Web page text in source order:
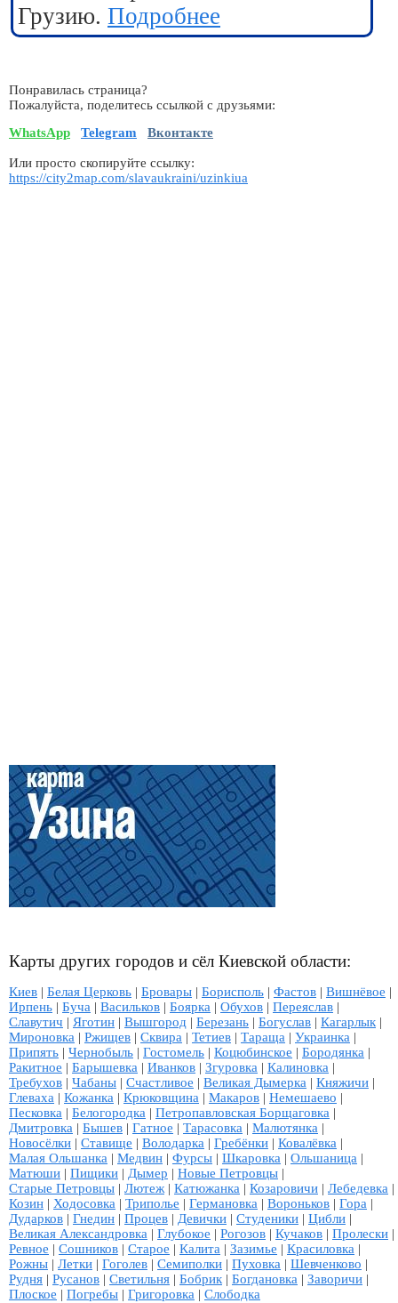
Грузию. Подробнее
Понравилась страница?
Пожалуйста, поделитесь ссылкой с друзьями:
WhatsApp
Telegram Вконтакте
Или просто скопируйте ссылку:
https://city2map.com/slavaukraini/uzinkiua
Карты других городов и сёл Киевской области:
Киев | Белая Церковь | Бровары | Борисполь | Фастов | Вишнёвое |
Ирпень | Буча | Васильков | Боярка | Обухов | Переяслав |
Славутич | Яготин | Вышгород | Березань | Богуслав | Кагарлык|
Мироновка | Ржищев | Сквира | Тетиев | Тараща | Украинка |
Припять | Чернобыль | Гостомель | Коцюбинское | Бородянка |
Ракитное | Барышевка | Иванков | Згуровка | Калиновка |
Требухов | Чабаны | Счастливое | Великая Дымерка | Княжичи |
Глеваха | Кожанка | Крюковщина | Макаров | Немешаево |
Песковка | Белогородка | Петропавловская Борщаговка |
Дмитровка | Бышев | Гатное | Тарасовка | Малютянка |
Новосёлки | Ставище | Володарка | Гребёнки | Ковалёвка |
Малая Ольшанка | Медвин | Фурсы | Шкаровка | Ольшаница |
Матюши | Пищики | Дымер | Новые Петровцы |
Старые Петровцы | Лютеж| Катюжанка | Козаровичи | Лебедевка |
Козин | Ходосовка | Триполье | Германовка | Вороньков | Гора |
Дударков | Гнедин | Процев | Девички | Студеники | Цибли |
Великая Александровка | Глубокое | Рогозов | Кучаков | Пролески |
Ревное | Сошников | Старое | Калита | Зазимье | Красиловка |
Рожны | Летки | Гоголев | Семиполки | Пуховка | Шевченково |
Рудня | Русанов | Светильня | Бобрик| Богдановка | Заворичи |
Плоское | Погребы | Григоровка | Слободка